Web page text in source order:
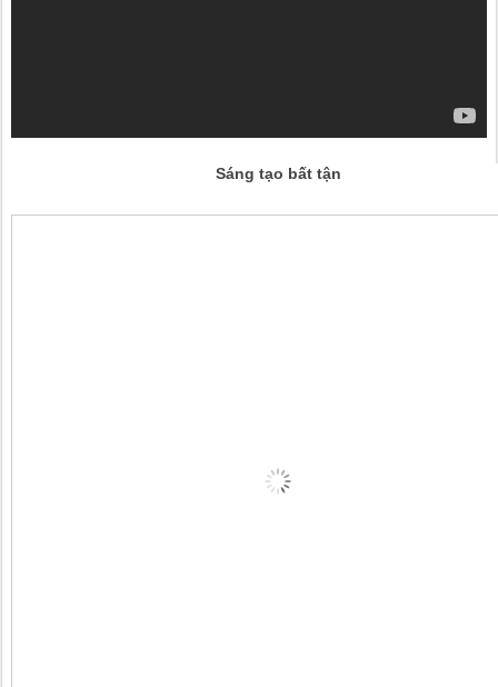
Sáng tạo bất tận